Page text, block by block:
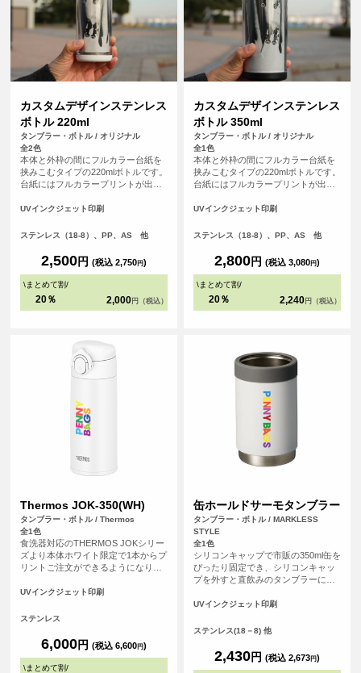
カスタムデザインステンレス
ボトル 220ml
タンブラー・ボトル / オリジナル
全2色
本体と外枠の間にフルカラー台紙を
挟みこむタイプの220mlボトルです。
台紙にはフルカラープリントが出来
もOK、手書きのデザイン等、自由自
描いたデザイン等、チームやご卒業
です。
UVインクジェット印刷
ステンレス（18-8）、PP、AS 他
2,500円 (税込 2,750円)
\まとめて割/
20％ 2,000 円（税込）
カスタムデザインステンレス
ボトル 350ml
タンブラー・ボトル / オリジナル
全1色
本体と外枠の間にフルカラー台紙を
挟みこむタイプの220mlボトルです。
台紙にはフルカラープリントが出来
もOK、手書きのデザイン等、自由自
描いたデザイン等、チームやご卒業
です。
UVインクジェット印刷
ステンレス（18-8）、PP、AS 他
2,800円 (税込 3,080円)
\まとめて割/
20％ 2,240 円（税込）
Thermos JOK-350(WH)
タンブラー・ボトル / Thermos
全1色
食洗器対応のTHERMOS JOKシリー
ズより本体ホワイト限定で1本からプ
リントご注文ができるようになりま
ら高い保温・保冷力を備えていま
触りで高級感のある本体です。食洗
（THERMOS）製品は記念品や贈り
物としておすすめなアイテムです。
<br> ※在庫限りで販売終了の商品で
UVインクジェット印刷
ステンレス
6,000円 (税込 6,600円)
\まとめて割/
缶ホールドサーモタンブラー
タンブラー・ボトル / MARKLESS
STYLE
全1色
シリコンキャップで市販の350ml缶を
ぴったり固定でき、シリコンキャッ
プを外すと直飲みのタンブラーに
プを底面に取り付けることで滑り止
で持っても滑りにくい仕様になって
UVインクジェット印刷
ステンレス(18－8) 他
2,430円 (税込 2,673円)